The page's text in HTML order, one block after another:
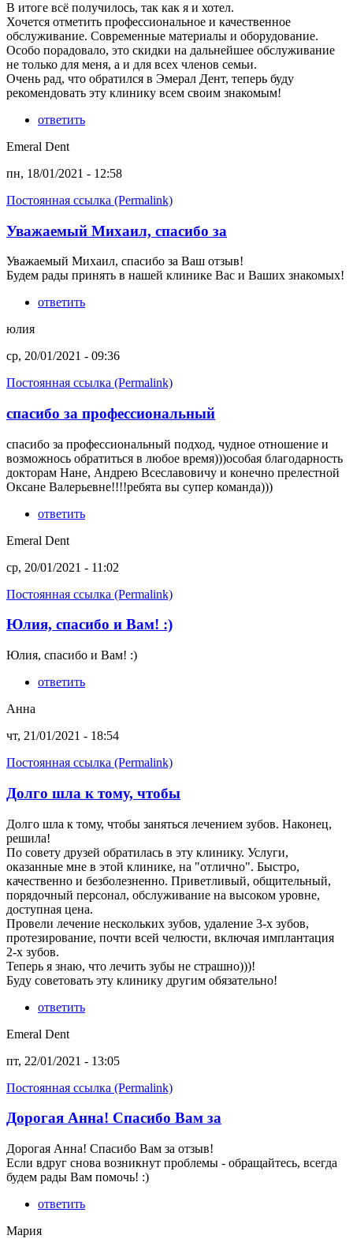
В итоге всё получилось, так как я и хотел.
Хочется отметить профессиональное и качественное
обслуживание. Современные материалы и оборудование.
Особо порадовало, это скидки на дальнейшее обслуживание
не только для меня, а и для всех членов семьи.
Очень рад, что обратился в Эмерал Дент, теперь буду
рекомендовать эту клинику всем своим знакомым!
ответить
Emeral Dent
пн, 18/01/2021 - 12:58
Постоянная ссылка (Permalink)
Уважаемый Михаил, спасибо за
Уважаемый Михаил, спасибо за Ваш отзыв!
Будем рады принять в нашей клинике Вас и Ваших знакомых!
ответить
юлия
ср, 20/01/2021 - 09:36
Постоянная ссылка (Permalink)
спасибо за профессиональный
спасибо за профессиональный подход, чудное отношение и
возможнось обратиться в любое время)))особая благодарность
докторам Нане, Андрею Всеславовичу и конечно прелестной
Оксане Валерьевне!!!!ребята вы супер команда)))
ответить
Emeral Dent
ср, 20/01/2021 - 11:02
Постоянная ссылка (Permalink)
Юлия, спасибо и Вам! :)
Юлия, спасибо и Вам! :)
ответить
Анна
чт, 21/01/2021 - 18:54
Постоянная ссылка (Permalink)
Долго шла к тому, чтобы
Долго шла к тому, чтобы заняться лечением зубов. Наконец,
решила!
По совету друзей обратилась в эту клинику. Услуги,
оказанные мне в этой клинике, на "отлично". Быстро,
качественно и безболезненно. Приветливый, общительный,
порядочный персонал, обслуживание на высоком уровне,
доступная цена.
Провели лечение нескольких зубов, удаление 3-х зубов,
протезирование, почти всей челюсти, включая имплантация
2-х зубов.
Теперь я знаю, что лечить зубы не страшно)))!
Буду советовать эту клинику другим обязательно!
ответить
Emeral Dent
пт, 22/01/2021 - 13:05
Постоянная ссылка (Permalink)
Дорогая Анна! Спасибо Вам за
Дорогая Анна! Спасибо Вам за отзыв!
Если вдруг снова возникнут проблемы - обращайтесь, всегда
будем рады Вам помочь! :)
ответить
Мария